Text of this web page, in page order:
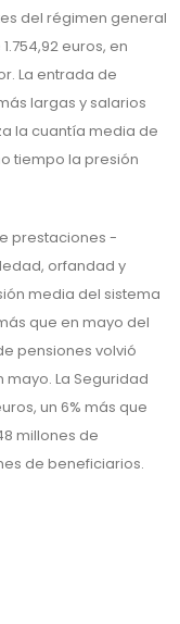
del régimen general
euros, en
La entrada de
largas y salarios
la cuantía media de
tiempo la presión
prestaciones -
orfandad y
media del sistema
que en mayo del
pensiones volvió
La Seguridad
un 6% más que
millones de
de beneficiarios.